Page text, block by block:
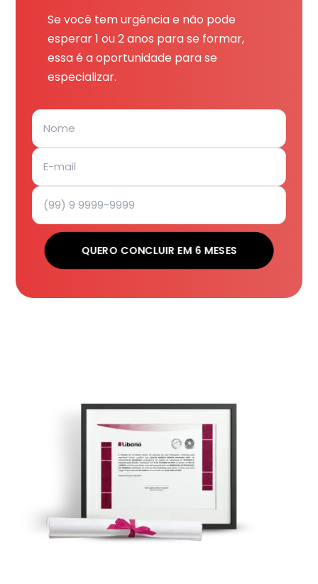
Se você tem urgência e não pode
esperar 1 ou 2 anos para se formar,
essa é a oportunidade para se
especializar.
QUERO CONCLUIR EM 6 MESES